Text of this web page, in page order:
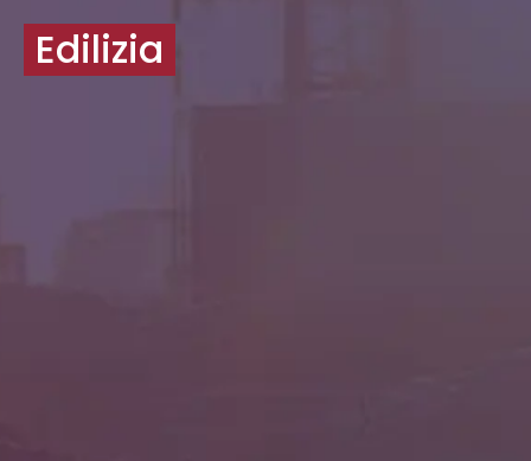
Edilizia